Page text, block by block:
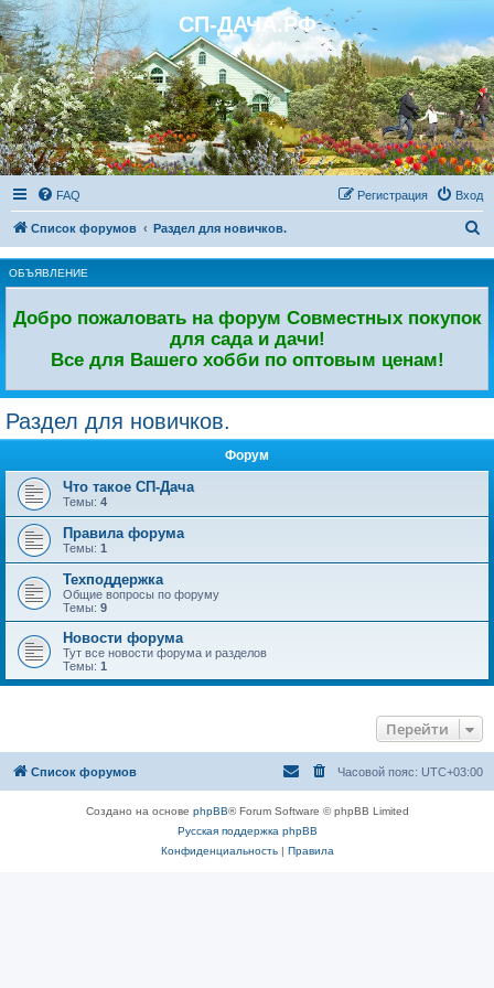
Регистрация СП-ДАЧА.РФ
FAQ Вход
Регистрация
Список форумов Раздел для новичков.
ОБЪЯВЛЕНИЕ
Добро пожаловать на форум Совместных покупок
для сада и дачи!
Все для Вашего хобби по оптовым ценам!
Раздел для новичков.
Форум
Что такое СП-Дача
Темы: 4
Правила форума
Темы: 1
Техподдержка
Общие вопросы по форуму
Темы: 9
Новости форума
Тут все новости форума и разделов
Темы: 1
Перейти
Список форумов Часовой пояс: UTC+03:00
Создано на основе phpBB® Forum Software © phpBB Limited
Русская поддержка phpBB
Конфиденциальность| Правила